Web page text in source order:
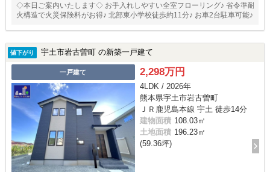
◇本日ご案内いたします◇ お手入れしやすい全室フローリング♪ 省令準耐
火構造で火災保険料がお得♪ 北部東小学校徒歩約11分♪ お車2台駐車可能♪
値下がり 宇土市岩古曽町 の新築一戸建て
一戸建て 2,298万円
4LDK / 2026年
熊本県宇土市岩古曽町
ＪＲ鹿児島本線 宇土 徒歩14分
建物面積 108.03㎡
土地面積 196.23㎡
(59.36坪)